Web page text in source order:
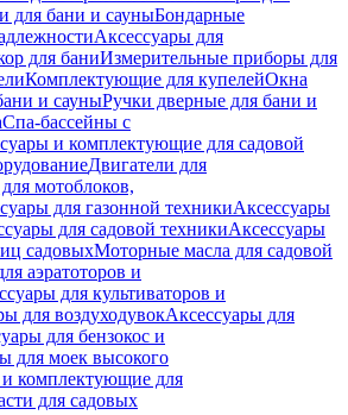
для бани и сауныБондарные
Аксессуары для
для баниИзмерительные приборы для
Комплектующие для купелейОкна
и сауныРучки дверные для бани и
Спа-бассейны с
и комплектующие для садовой
Двигатели для
мотоблоков,
для газонной техникиАксессуары
для садовой техникиАксессуары
садовыхМоторные масла для садовой
аэратоторов и
для культиваторов и
для воздуходувокАксессуары для
для бензокос и
для моек высокого
комплектующие для
для садовых